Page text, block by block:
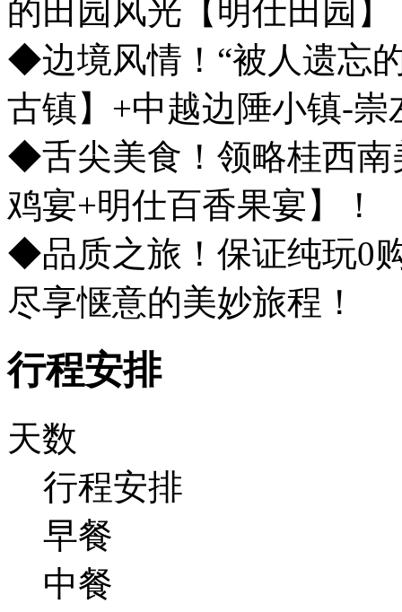
的田园风光【明仕田园
◆边境风情！“被人遗忘
古镇】+中越边陲小镇-崇
◆舌尖美食！领略桂西南
鸡宴+明仕百香果宴】！
◆品质之旅！保证纯玩0
尽享惬意的美妙旅程！
行程安排
天数
行程安排
早餐
中餐